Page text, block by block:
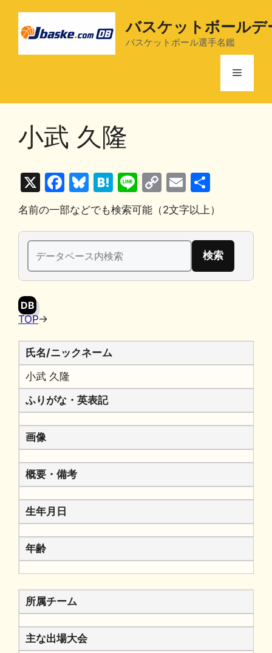
バスケットボールデ
バスケットボール選手名鑑
メ
小武 久隆
X
F
a
c
e
b
o
Bl
u
e
s
k
y
H
at
e
n
a
Li
n
e
C
o
p
y
n
E
m
ai
l
有
名前の一部などでも検索可能（2文字以上）
検
索:
DB
TOP→
氏名/ニックネーム
小武 久隆
ふりがな・英表記
画像
概要・備考
生年月日
年齢
所属チーム
主な出場大会